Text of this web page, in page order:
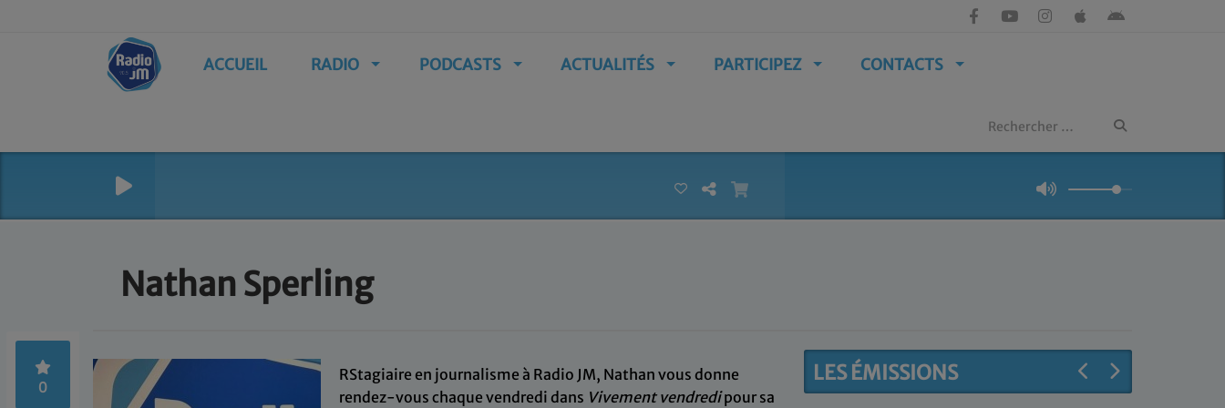
ACCUEIL RADIO PODCASTS ACTUALITÉS PARTICIPEZ CONTACTS
Nathan Sperling
0
RStagiaire en journalisme à Radio JM, Nathan vous donne
rendez-vous chaque vendredi dans Vivement vendredipour sa
LES ÉMISSIONS